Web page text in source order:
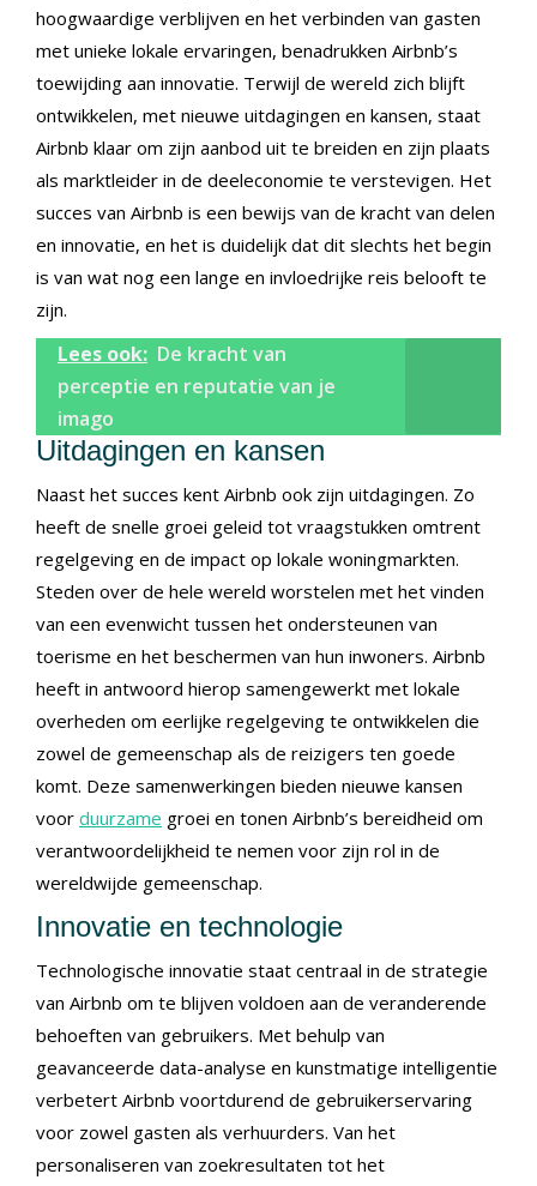
hoogwaardige verblijven en het verbinden van gasten
met unieke lokale ervaringen, benadrukken Airbnb’s
toewijding aan innovatie. Terwijl de wereld zich blijft
ontwikkelen, met nieuwe uitdagingen en kansen, staat
Airbnb klaar om zijn aanbod uit te breiden en zijn plaats
als marktleider in de deeleconomie te verstevigen. Het
succes van Airbnb is een bewijs van de kracht van delen
en innovatie, en het is duidelijk dat dit slechts het begin
is van wat nog een lange en invloedrijke reis belooft te
zijn.
Lees ook: De kracht van
perceptie en reputatie van je
imago
Uitdagingen en kansen
Naast het succes kent Airbnb ook zijn uitdagingen. Zo
heeft de snelle groei geleid tot vraagstukken omtrent
regelgeving en de impact op lokale woningmarkten.
Steden over de hele wereld worstelen met het vinden
van een evenwicht tussen het ondersteunen van
toerisme en het beschermen van hun inwoners. Airbnb
heeft in antwoord hierop samengewerkt met lokale
overheden om eerlijke regelgeving te ontwikkelen die
zowel de gemeenschap als de reizigers ten goede
komt. Deze samenwerkingen bieden nieuwe kansen
voor duurzame groei en tonen Airbnb’s bereidheid om
verantwoordelijkheid te nemen voor zijn rol in de
wereldwijde gemeenschap.
Innovatie en technologie
Technologische innovatie staat centraal in de strategie
van Airbnb om te blijven voldoen aan de veranderende
behoeften van gebruikers. Met behulp van
geavanceerde data-analyse en kunstmatige intelligentie
verbetert Airbnb voortdurend de gebruikerservaring
voor zowel gasten als verhuurders. Van het
personaliseren van zoekresultaten tot het